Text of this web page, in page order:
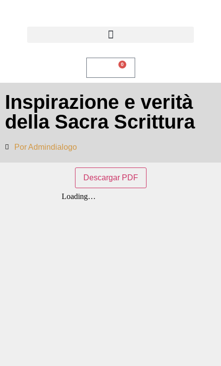
0
Inspirazione e verità
della Sacra Scrittura
PorAdmindialogo